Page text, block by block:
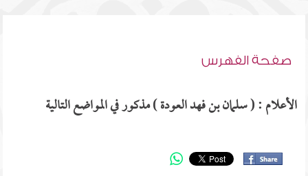
صفحة الفهرس
الأعلام : ( سلمان بن فهد العودة ) مذكور في المواضع التالية